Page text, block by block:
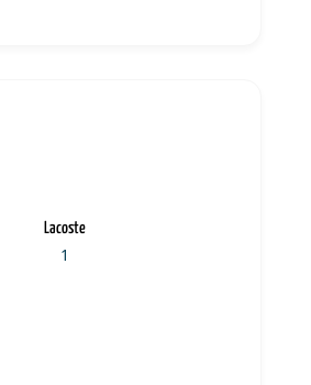
Lacoste
1